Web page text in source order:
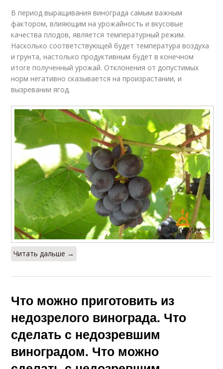
В период выращивания винограда самым важным
фактором, влияющим на урожайность и вкусовые
качества плодов, является температурный режим.
Насколько соответствующей будет температура воздуха
и грунта, настолько продуктивным будет в конечном
итоге полученный урожай. Отклонения от допустимых
норм негативно сказывается на произрастании, и
вызревании ягод.
Читать дальше →
Что можно приготовить из
недозрелого винограда. Что
сделать с недозревшим
виноградом. Что можно